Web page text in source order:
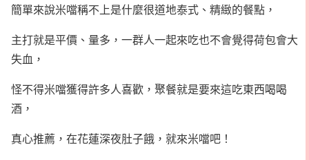
簡單來說米噹稱不上是什麼很道地泰式、精緻的餐點，
主打就是平價、量多，一群人一起來吃也不會覺得荷包會大
失血，
怪不得米噹獲得許多人喜歡，聚餐就是要來這吃東西喝喝
酒，
真心推薦，在花蓮深夜肚子餓，就來米噹吧！